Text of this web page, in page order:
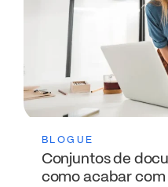
BLOGUE
Conjuntos de
como acabar com